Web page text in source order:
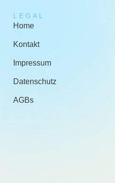
LEGAL
Home
Kontakt
Impressum
Datenschutz
AGBs